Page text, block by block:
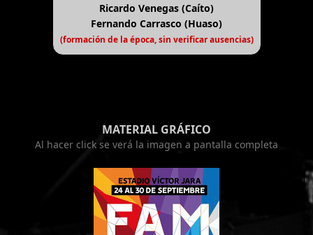
Ricardo Venegas (Caíto)
Fernando Carrasco (Huaso)
(formación de la época, sin verificar ausencias)
MATERIAL GRÁFICO
Al hacer click se verá la imagen a pantalla completa